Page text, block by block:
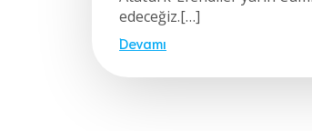
edeceğiz.[…]
Devamı